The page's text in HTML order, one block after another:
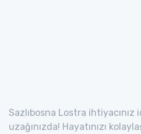
Sazlıbosna Lostra ihtiyacınız
uzağınızda! Hayatınızı